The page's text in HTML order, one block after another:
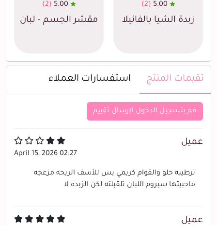
5.00
(2)
زبدة الشيا بالفانيلا
5.00
(2)
مقشر الجسم - لبان
تقيمات المنتج استفسارات العملاء
قم بتسجيل الدخول لإرسال تقييم
عميل
April 15, 2026 02:27
ترطيبه حلو والقوام كريمي بس للأسف الريحه مزعجه
ماحبيتها سيروم اللبان تلقبلته لكن الزبده لا
عميل